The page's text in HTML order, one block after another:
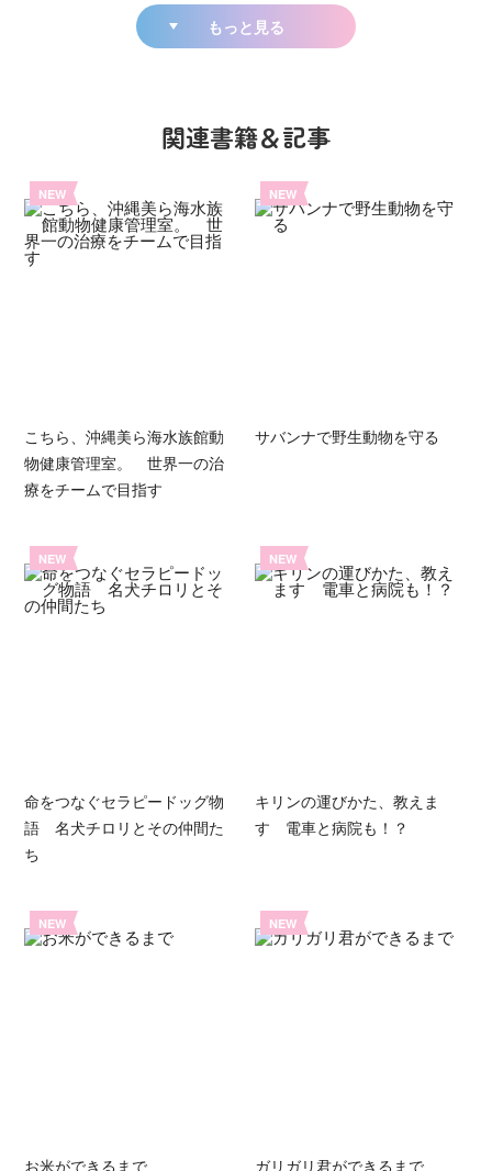
もっと見る
関連書籍＆記事
NEW
こちら、沖縄美ら海水族館動
物健康管理室。 世界一の治
療をチームで目指す
NEW
サバンナで野生動物を守る
NEW
命をつなぐセラピードッグ物
語 名犬チロリとその仲間た
ち
NEW
キリンの運びかた、教えま
す 電車と病院も！？
NEW
お米ができるまで
NEW
ガリガリ君ができるまで